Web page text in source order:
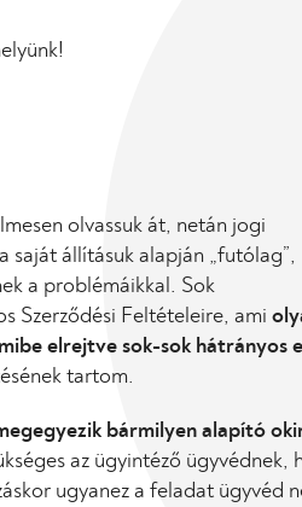
olvassuk át, netán jogi
saját állításuk alapján „futólag”,
a problémáikkal. Sok
Szerződési Feltételeire, ami
elrejtve sok-sok hátrányos
tartom.
bármilyen alapító
az ügyintéző ügyvédnek,
ugyanez a feladat ügyvéd